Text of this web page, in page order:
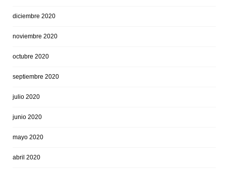
diciembre 2020
noviembre 2020
octubre 2020
septiembre 2020
julio 2020
junio 2020
mayo 2020
abril 2020